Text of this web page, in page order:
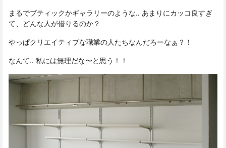
まるでブティックかギャラリーのような‥ あまりにカッコ良すぎ
て、どんな人が借りるのか？
やっぱクリエイティブな職業の人たちなんだろーなぁ？！
なんて‥ 私には無理だな〜と思う！！